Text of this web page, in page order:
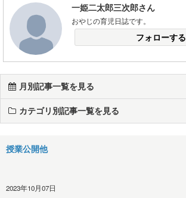
一姫二太郎三次郎さん
おやじの育児日誌です。
フォローする
月別記事一覧を見る
カテゴリ別記事一覧を見る
授業公開他
2023年10月07日